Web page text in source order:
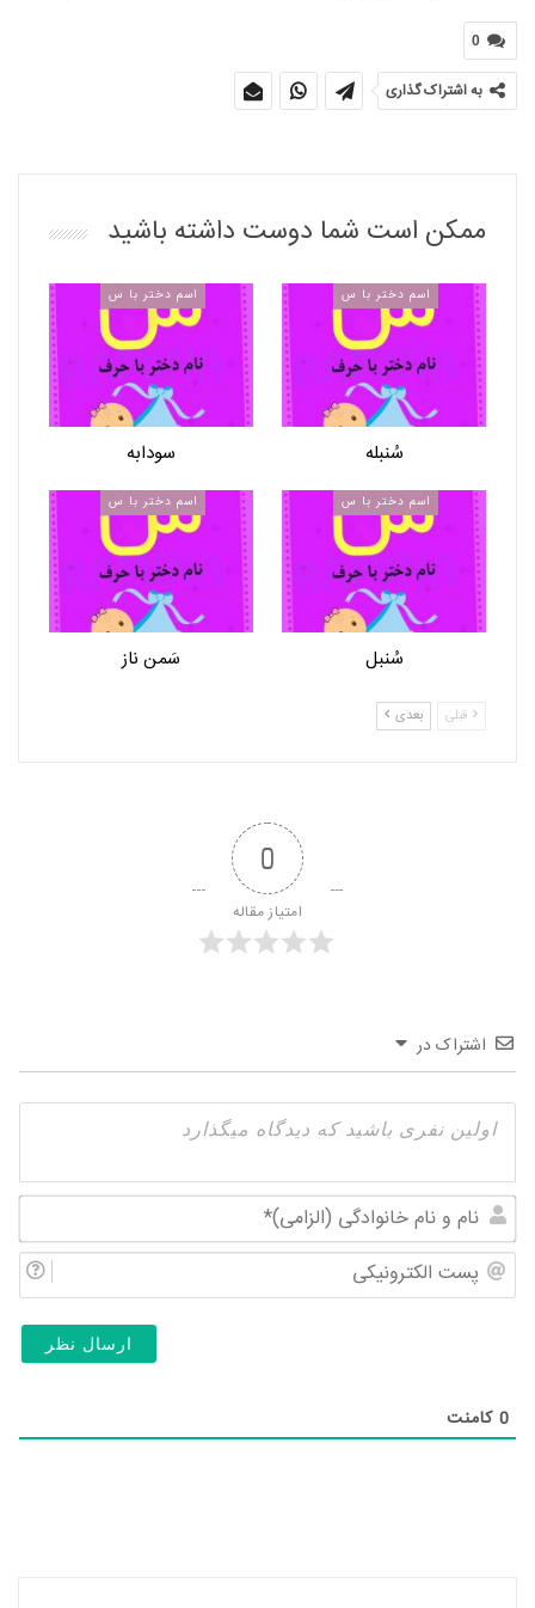
0
به اشتراک گذاری
ممکن است شما دوست داشته باشید
اسم دختر با س
سُنبله
اسم دختر با س
سودابه
اسم دختر با س
سُنبل
اسم دختر با س
سَمن ناز
قبلی بعدی
0
امتیاز مقاله
اشتراک در
و
0 کامنت